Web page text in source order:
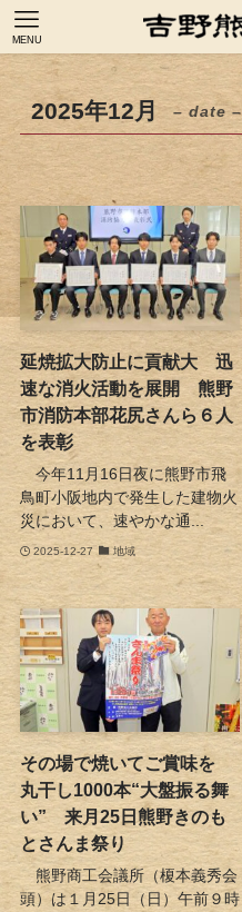
MENU
2025年12月 – date –
延焼拡大防止に貢献大 迅
速な消火活動を展開 熊野
市消防本部花尻さんら６人
を表彰
今年11月16日夜に熊野市飛
鳥町小阪地内で発生した建物火
災において、速やかな通...
2025-12-27 地域
その場で焼いてご賞味を
丸干し1000本“大盤振る舞
い” 来月25日熊野きのも
とさんま祭り
熊野商工会議所（榎本義秀会
頭）は１月25日（日）午前９時